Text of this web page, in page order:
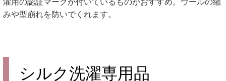
みや型崩れを防いでくれます。
シルク洗濯専用品